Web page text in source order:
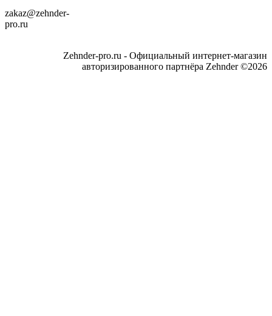
zakaz@zehnder-
pro.ru
Zehnder-pro.ru - Официальный интернет-магазин
авторизированного партнёра Zehnder ©2026